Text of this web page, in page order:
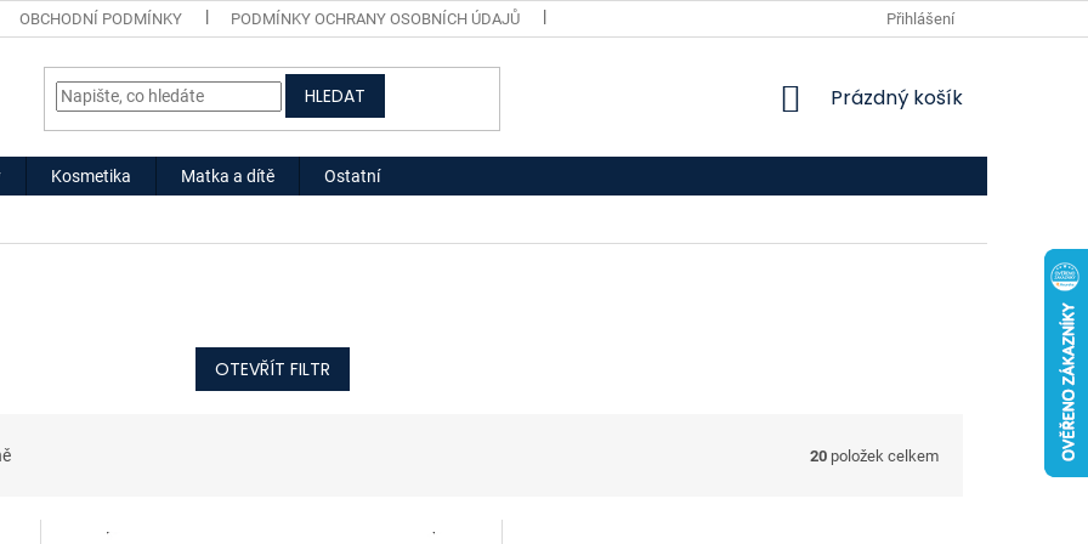
OBCHODNÍ PODMÍNKY PODMÍNKY OCHRANY OSOBNÍCH ÚDAJŮ Přihlášení
HLEDAT
NÁKUPNÍ
Prázdný košík
Kosmetika Matka a dítě Ostatní
OTEVŘÍT FILTR
20 položek celkem